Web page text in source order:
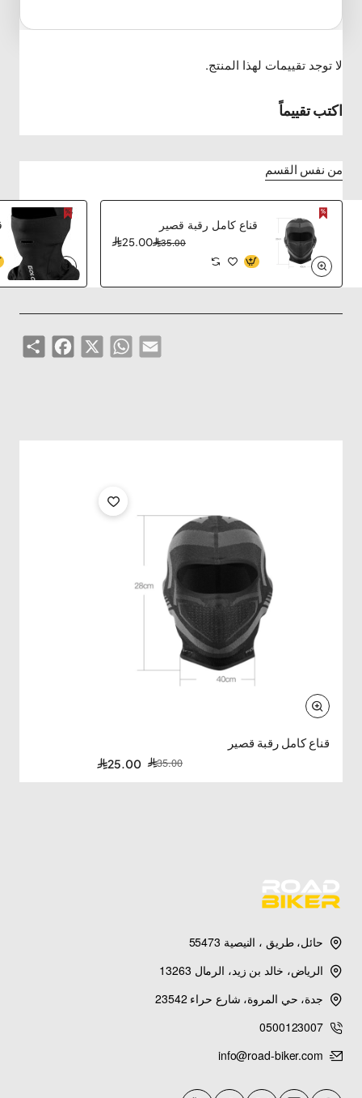
لا توجد تقييمات لهذا المنتج.
اكتب تقييماً
من نفس القسم
قناع كامل رقبة قصير
25.00 35.00
Share
Facebook X
WhatsApp Email
-29%
قناع كامل رقبة قصير
25.00 35.00
حائل، طريق ، النيصية 55473
الرياض، خالد بن زيد، الرمال 13263
جدة، حي المروة، شارع حراء 23542
0500123007
info@road-biker.com